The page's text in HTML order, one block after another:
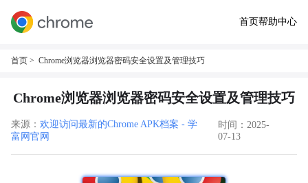
首页帮助中心
首页 > Chrome浏览器浏览器密码安全设置及管理技巧
Chrome浏览器浏览器密码安全设置及管理技巧
来源： 欢迎访问最新的Chrome APK档案 - 学
富网官网
时间：2025-
07-13